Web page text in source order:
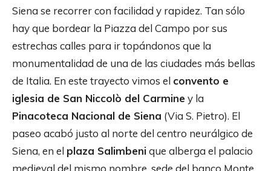
Siena se recorrer con facilidad y rapidez. Tan sólo
hay que bordear la Piazza del Campo por sus
estrechas calles para ir topándonos que la
monumentalidad de una de las ciudades más bellas
de Italia. En este trayecto vimos el convento e
iglesia de San Niccolò del Carmine y la
Pinacoteca Nacional de Siena (Via S. Pietro). El
paseo acabó justo al norte del centro neurálgico de
Siena, en el plaza Salimbenique alberga el palacio
medieval del mismo nombre, sede del banco Monte